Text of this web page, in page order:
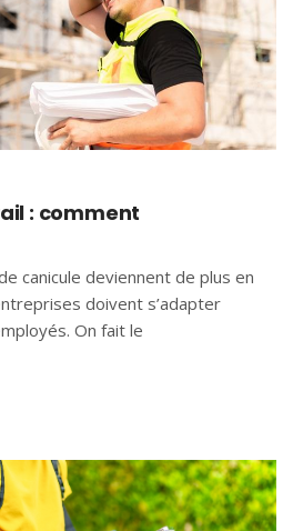
: comment
canicule deviennent de plus en
doivent s’adapter
On fait le